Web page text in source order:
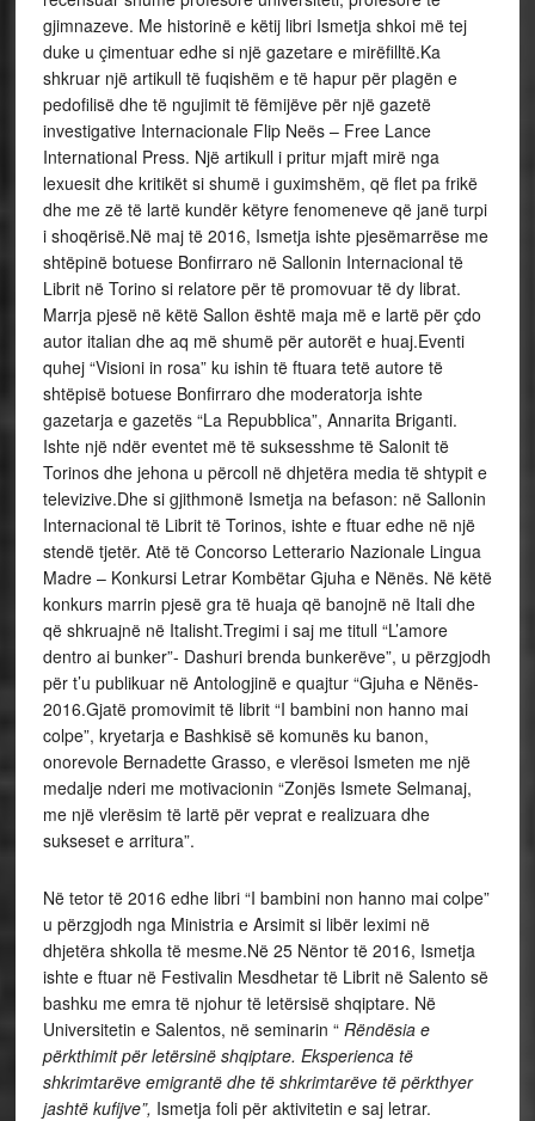
gjimnazeve. Me historinë e këtij libri Ismetja shkoi më tej
duke u çimentuar edhe si një gazetare e mirëfilltë.Ka
shkruar një artikull të fuqishëm e të hapur për plagën e
pedofilisë dhe të ngujimit të fëmijëve për një gazetë
investigative Internacionale Flip Neës – Free Lance
International Press. Një artikull i pritur mjaft mirë nga
lexuesit dhe kritikët si shumë i guximshëm, që flet pa frikë
dhe me zë të lartë kundër këtyre fenomeneve që janë turpi
i shoqërisë.Në maj të 2016, Ismetja ishte pjesëmarrëse me
shtëpinë botuese Bonfirraro në Sallonin Internacional të
Librit në Torino si relatore për të promovuar të dy librat.
Marrja pjesë në këtë Sallon është maja më e lartë për çdo
autor italian dhe aq më shumë për autorët e huaj.Eventi
quhej “Visioni in rosa” ku ishin të ftuara tetë autore të
shtëpisë botuese Bonfirraro dhe moderatorja ishte
gazetarja e gazetës “La Repubblica”, Annarita Briganti.
Ishte një ndër eventet më të suksesshme të Salonit të
Torinos dhe jehona u përcoll në dhjetëra media të shtypit e
televizive.Dhe si gjithmonë Ismetja na befason: në Sallonin
Internacional të Librit të Torinos, ishte e ftuar edhe në një
stendë tjetër. Atë të Concorso Letterario Nazionale Lingua
Madre – Konkursi Letrar Kombëtar Gjuha e Nënës. Në këtë
konkurs marrin pjesë gra të huaja që banojnë në Itali dhe
që shkruajnë në Italisht.Tregimi i saj me titull “L’amore
dentro ai bunker”- Dashuri brenda bunkerëve”, u përzgjodh
për t’u publikuar në Antologjinë e quajtur “Gjuha e Nënës-
2016.Gjatë promovimit të librit “I bambini non hanno mai
colpe”, kryetarja e Bashkisë së komunës ku banon,
onorevole Bernadette Grasso, e vlerësoi Ismeten me një
medalje nderi me motivacionin “Zonjës Ismete Selmanaj,
me një vlerësim të lartë për veprat e realizuara dhe
sukseset e arritura”.
Në tetor të 2016 edhe libri “I bambini non hanno mai colpe”
u përzgjodh nga Ministria e Arsimit si libër leximi në
dhjetëra shkolla të mesme.Në 25 Nëntor të 2016, Ismetja
ishte e ftuar në Festivalin Mesdhetar të Librit në Salento së
bashku me emra të njohur të letërsisë shqiptare. Në
Universitetin e Salentos, në seminarin “ Rëndësia e
përkthimit për letërsinë shqiptare. Eksperienca të
shkrimtarëve emigrantë dhe të shkrimtarëve të përkthyer
jashtë kufijve”, Ismetja foli për aktivitetin e saj letrar.